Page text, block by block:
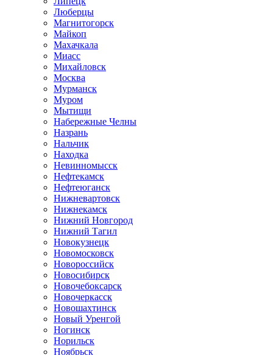
Люберцы
Магнитогорск
Майкоп
Махачкала
Миасс
Михайловск
Москва
Мурманск
Муром
Мытищи
Набережные Челны
Назрань
Нальчик
Находка
Невинномысск
Нефтекамск
Нефтеюганск
Нижневартовск
Нижнекамск
Нижний Новгород
Нижний Тагил
Новокузнецк
Новомосковск
Новороссийск
Новосибирск
Новочебоксарск
Новочеркасск
Новошахтинск
Новый Уренгой
Ногинск
Норильск
Ноябрьск